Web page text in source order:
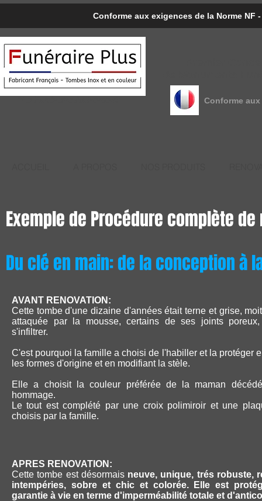
Conforme aux exigences de la Norme
Conforme
Exemple de Procédure complète
Du clé en main: de la conception à la
AVANT RENOVATION:
Cette tombe d'une dizaine d'années était terne et grise,
attaquée par la mousse, certains de ses joints
s'infiltrer.
C'est pourquoi la famille a choisi de l'habiller et la protéger
les formes d'origine et en modifiant la stèle.
Elle a choisit la couleur préférée de la maman
hommage.
Le tout est complété par une croix polimiroir et une
choisis par la famille.
APRES RENOVATION:
Cette tombe est désormais neuve, unique, trés robuste,
intempéries, sobre et chic et colorée. Elle est
garantie à vie en terme d'imperméabilité totale et